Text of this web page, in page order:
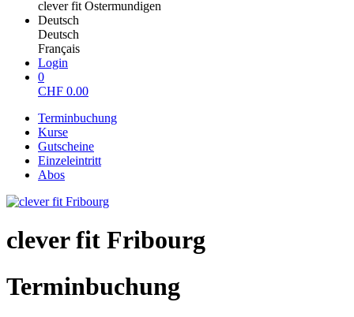
clever fit Ostermundigen
Deutsch
Deutsch
Français
Login
0
CHF 0.00
Terminbuchung
Kurse
Gutscheine
Einzeleintritt
Abos
clever fit Fribourg
Terminbuchung